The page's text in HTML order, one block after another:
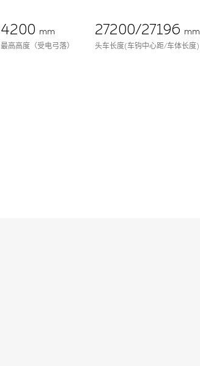
4200 mm
最高高度（受电弓落）
27200/27196 mm
头车长度(车钩中心距/车体长度)